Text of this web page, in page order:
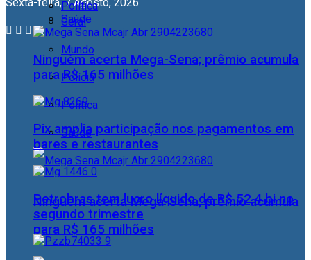
Geral
Mundo
Polícia
Política
Saúde
Ninguém acerta Mega-Sena; prêmio acumula
para R$ 165 milhões
Política
Saúde
Ninguém acerta Mega-Sena; prêmio acumula
para R$ 165 milhões
Pix amplia participação nos pagamentos em
bares e restaurantes
Petrobras tem lucro líquido de R$ 52,4 bi no
segundo trimestre